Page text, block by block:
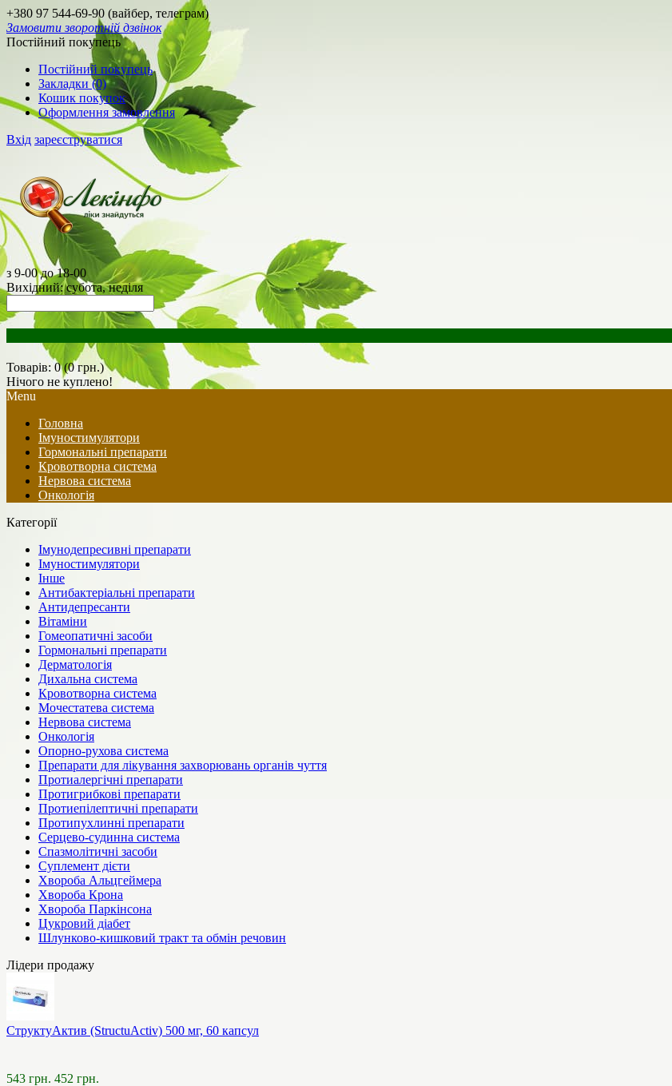
+380 97 544-69-90 (вайбер, телеграм)
Замовити зворотній дзвінок
Постійний покупець
Постійний покупець
Закладки (0)
Кошик покупок
Оформлення замовлення
Вхід зареєструватися
з 9-00 до 18-00
Вихідний: субота, неділя
Товарів: 0 (0 грн.)
Нічого не куплено!
Menu
Головна
Імуностимулятори
Гормональні препарати
Кровотворна система
Нервова система
Онкологія
Категорії
Імунодепресивні препарати
Імуностимулятори
Інше
Антибактеріальні препарати
Антидепресанти
Вітаміни
Гомеопатичні засоби
Гормональні препарати
Дерматологія
Дихальна система
Кровотворна система
Мочестатева система
Нервова система
Онкологія
Опорно-рухова система
Препарати для лікування захворювань органів чуття
Протиалергічні препарати
Протигрибкові препарати
Протиепілептичні препарати
Протипухлинні препарати
Серцево-судинна система
Спазмолітичні засоби
Суплемент дієти
Хвороба Альцгеймера
Хвороба Крона
Хвороба Паркінсона
Цукровий діабет
Шлунково-кишковий тракт та обмін речовин
Лідери продажу
СтруктуАктив (StructuActiv) 500 мг, 60 капсул
543 грн. 452 грн.